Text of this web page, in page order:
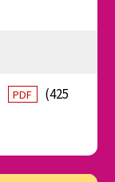
PDF
(425